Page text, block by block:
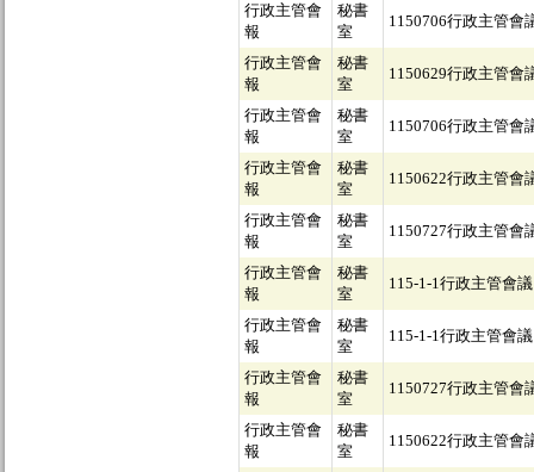
行政主管會
報
秘書
室
1150706行政主管會
行政主管會
報
秘書
室
1150629行政主管會
行政主管會
報
秘書
室
1150706行政主管會
行政主管會
報
秘書
室
1150622行政主管會
行政主管會
報
秘書
室
1150727行政主管會
行政主管會
報
秘書
室
115-1-1行政主管會議
行政主管會
報
秘書
室
115-1-1行政主管會議
行政主管會
報
秘書
室
1150727行政主管會
行政主管會
報
秘書
室
1150622行政主管會